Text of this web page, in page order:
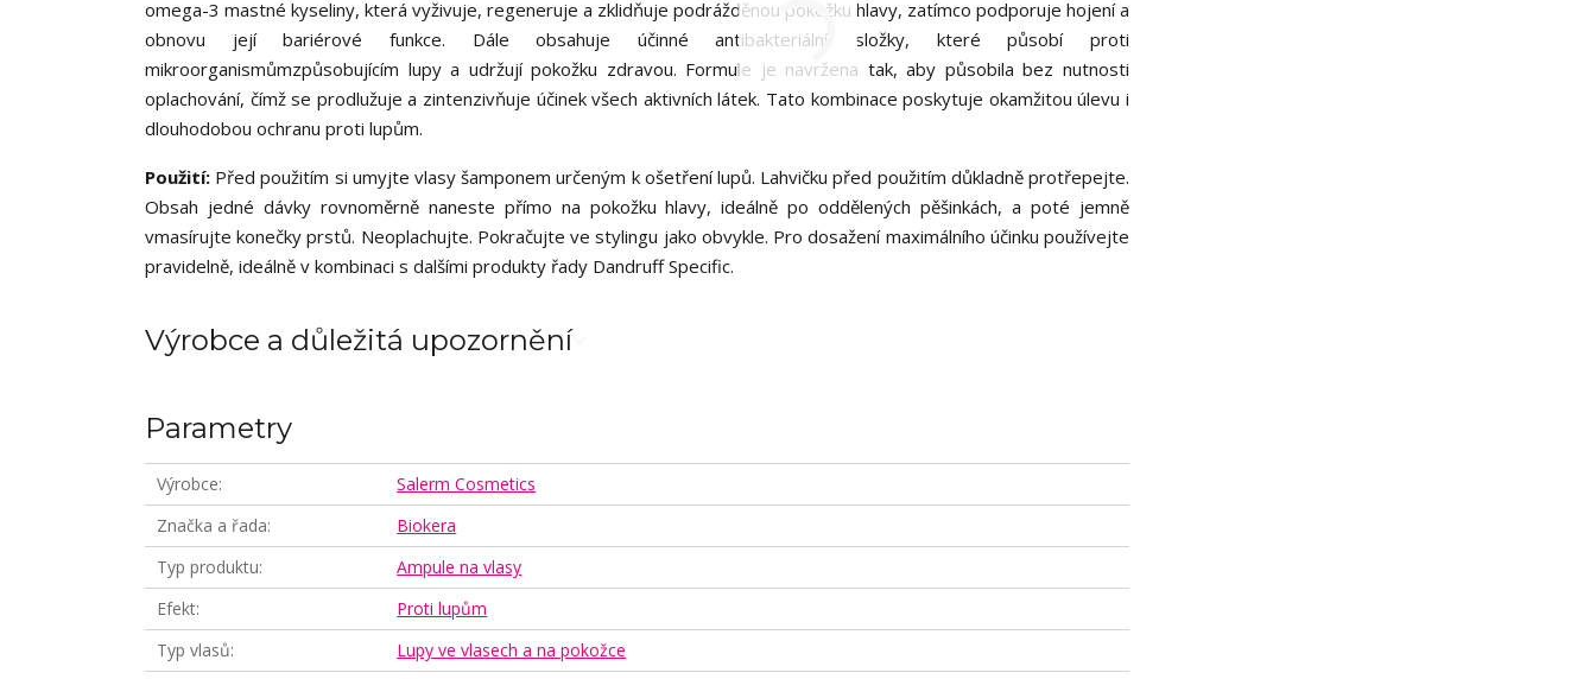
omega-3 mastné kyseliny, která vyživuje, regeneruje a zklidňuje podrážděnou pokožku hlavy, zatímco podporuje hojení a
obnovu její bariérové funkce. Dále obsahuje účinné antibakteriální složky, které působí proti
mikroorganismůmzpůsobujícím lupy a udržují pokožku zdravou. Formule je navržena tak, aby působila bez nutnosti
oplachování, čímž se prodlužuje a zintenzivňuje účinek všech aktivních látek. Tato kombinace poskytuje okamžitou úlevu i
dlouhodobou ochranu proti lupům.
Použití: Před použitím si umyjte vlasy šamponem určeným k ošetření lupů. Lahvičku před použitím důkladně protřepejte.
Obsah jedné dávky rovnoměrně naneste přímo na pokožku hlavy, ideálně po oddělených pěšinkách, a poté jemně
vmasírujte konečky prstů. Neoplachujte. Pokračujte ve stylingu jako obvykle. Pro dosažení maximálního účinku používejte
pravidelně, ideálně v kombinaci s dalšími produkty řady Dandruff Specific.
Výrobce a důležitá upozornění
Parametry
Výrobce
Salerm Cosmetics
Značka a řada
Biokera
Typ produktu
Ampule na vlasy
Efekt
Proti lupům
Typ vlasů
Lupy ve vlasech a na pokožce